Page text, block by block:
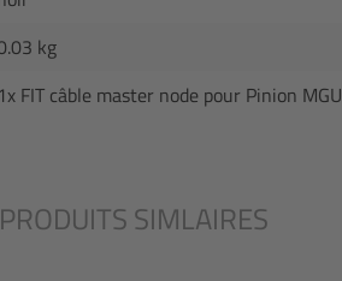
kg
1x FIT câble master node pour Pinion MGU
PRODUITS SIMLAIRES